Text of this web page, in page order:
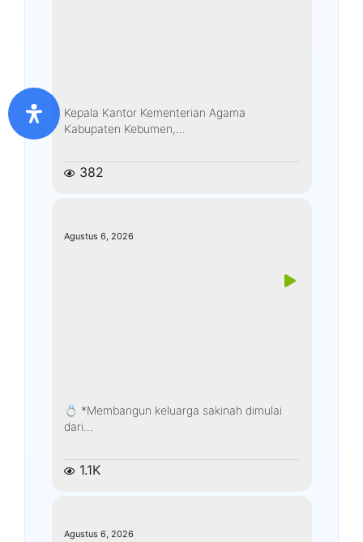
Kepala Kantor Kementerian Agama
Kabupaten Kebumen,...
382
Agustus 6, 2026
*Membangun keluarga sakinah dimulai
dari...
1.1K
Agustus 6, 2026